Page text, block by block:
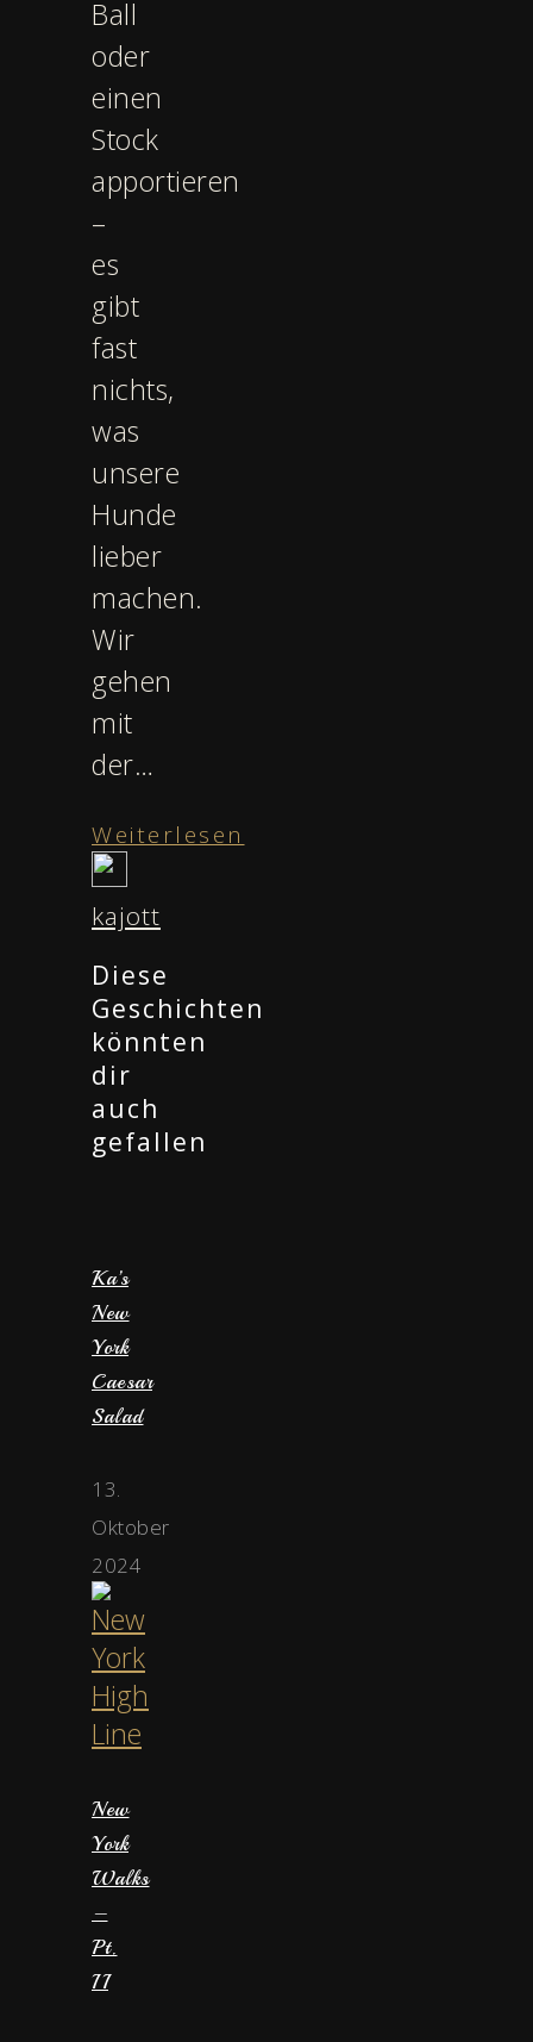
Ball
oder
einen
Stock
apportieren
–
es
gibt
fast
nichts,
was
unsere
Hunde
lieber
machen.
Wir
gehen
mit
der…
Weiterlesen
kajott
Diese
Geschichten
könnten
dir
auch
gefallen
Ka’s
New
York
Caesar
Salad
13.
Oktober
2024
New
York
Walks
–
Pt.
II